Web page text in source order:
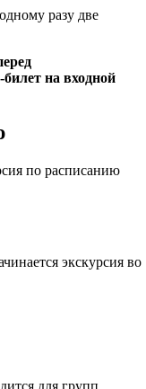
разу две
на входной
по расписанию
экскурсия во
для групп